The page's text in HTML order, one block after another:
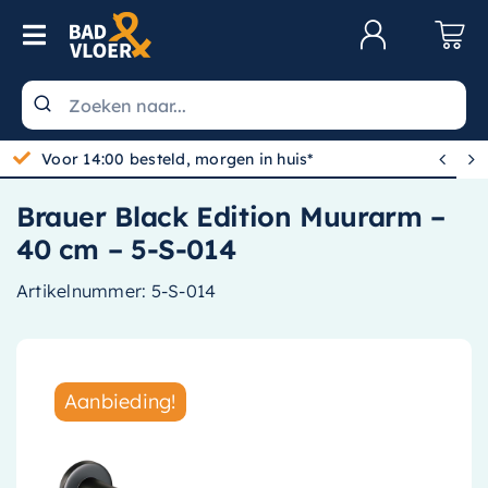
Skip to content
Toggle Navigation
Wastafels
Toiletten
Spiegels
Baden
Gratis bezorgd vanaf 100,-
 
Brauer Black Edition Muurarm –
40 cm – 5-S-014
Artikelnummer: 5-S-014
Aanbieding!